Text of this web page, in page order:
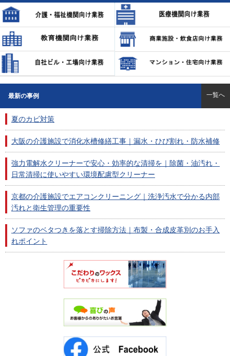
最新の事例 一覧へ
夏のカビ対策
大阪の介護施設で消化水槽修繕工事｜漏水・ひび割れ・防水補修
強力電解水クリーナーで安心・効率的な清掃を｜除菌・油汚れ・
日常清掃に使いやすい環境配慮型クリーナー
京都の介護施設でエアコンクリーニング｜洗浄汚水で分かる内部
汚れと衛生管理の重要性
ソファのベタつきを落とす掃除方法｜布製・合成皮革別のお手入
れポイント